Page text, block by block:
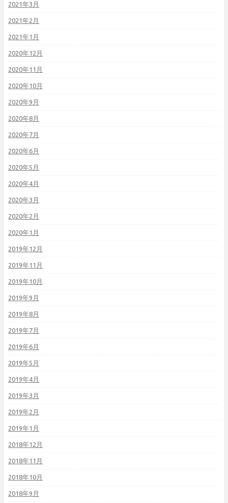
2021年3月
2021年2月
2021年1月
2020年12月
2020年11月
2020年10月
2020年9月
2020年8月
2020年7月
2020年6月
2020年5月
2020年4月
2020年3月
2020年2月
2020年1月
2019年12月
2019年11月
2019年10月
2019年9月
2019年8月
2019年7月
2019年6月
2019年5月
2019年4月
2019年3月
2019年2月
2019年1月
2018年12月
2018年11月
2018年10月
2018年9月